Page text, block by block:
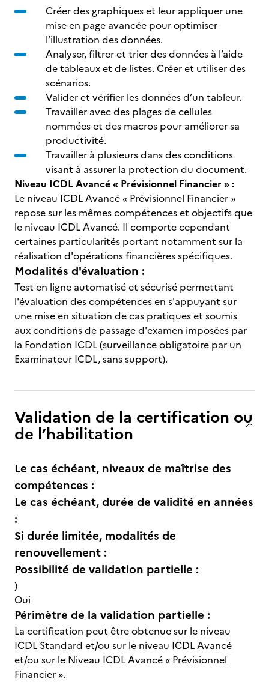
Créer des graphiques et leur appliquer une
mise en page avancée pour optimiser
l’illustration des données.
Analyser, filtrer et trier des données à l’aide
de tableaux et de listes. Créer et utiliser des
scénarios.
Valider et vérifier les données d’un tableur.
Travailler avec des plages de cellules
nommées et des macros pour améliorer sa
productivité.
Travailler à plusieurs dans des conditions
visant à assurer la protection du document.
Niveau ICDL Avancé « Prévisionnel Financier » :
Le niveau ICDL Avancé « Prévisionnel Financier »
repose sur les mêmes compétences et objectifs que
le niveau ICDL Avancé. Il comporte cependant
certaines particularités portant notamment sur la
réalisation d'opérations financières spécifiques.
Modalités d'évaluation :
Test en ligne automatisé et sécurisé permettant
l'évaluation des compétences en s'appuyant sur
une mise en situation de cas pratiques et soumis
aux conditions de passage d'examen imposées par
la Fondation ICDL (surveillance obligatoire par un
Examinateur ICDL, sans support).
Validation de la certification ou
de l’habilitation
Le cas échéant, niveaux de maîtrise des
compétences :
Le cas échéant, durée de validité en années
:
Si durée limitée, modalités de
renouvellement :
Possibilité de validation partielle :
)
Oui
Périmètre de la validation partielle :
La certification peut être obtenue sur le niveau
ICDL Standard et/ou sur le niveau ICDL Avancé
et/ou sur le Niveau ICDL Avancé « Prévisionnel
Financier ».